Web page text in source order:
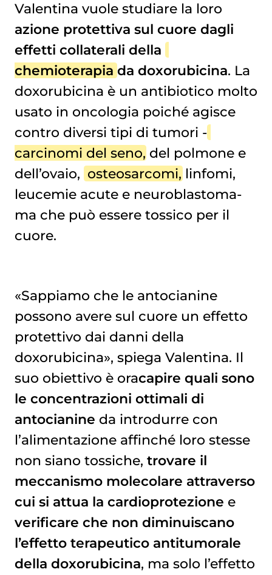
Valentina vuole studiare la loro
azione protettiva sul cuore dagli
effetti collaterali della
chemioterapia da doxorubicina. La
doxorubicina è un antibiotico molto
usato in oncologia poiché agisce
contro diversi tipi di tumori -
carcinomi del seno, del polmone e
dell’ovaio, osteosarcomi, linfomi,
leucemie acute e neuroblastoma-
ma che può essere tossico per il
cuore.
«Sappiamo che le antocianine
possono avere sul cuore un effetto
protettivo dai danni della
doxorubicina», spiega Valentina. Il
suo obiettivo è oracapire quali sono
le concentrazioni ottimali di
antocianine da introdurre con
l’alimentazione affinché loro stesse
non siano tossiche, trovare il
meccanismo molecolare attraverso
cui si attua la cardioprotezione e
verificare che non diminuiscano
l’effetto terapeutico antitumorale
della doxorubicina, ma solo l’effetto